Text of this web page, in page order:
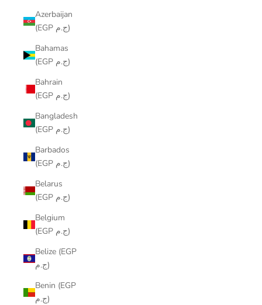
Azerbaijan
(EGP ج.م)
Bahamas
(EGP ج.م)
Bahrain
(EGP ج.م)
Bangladesh
(EGP ج.م)
Barbados
(EGP ج.م)
Belarus
(EGP ج.م)
Belgium
(EGP ج.م)
Belize (EGP
ج.م)
Benin (EGP
ج.م)